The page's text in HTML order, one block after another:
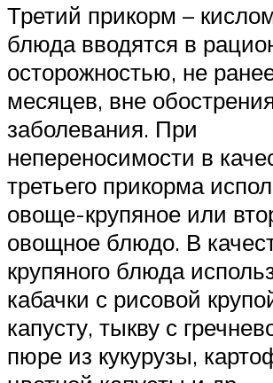
Третий прикорм –
блюда вводятся в
осторожностью, не
месяцев, вне
заболевания. При
непереносимости в
третьего прикорма
овоще-крупяное или
овощное блюдо. В
крупяного блюда
кабачки с рисовой
капусту, тыкву с
пюре из кукурузы,